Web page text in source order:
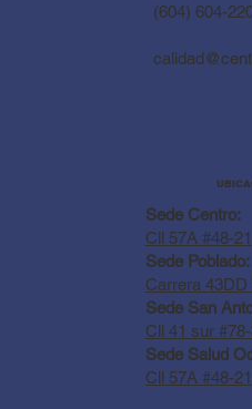
(604) 604-
Sede Centro:
Cll 57A #48-21
Sede Poblado:
Carrera 43DD
Sede San
Cll 41 sur
Sede Salud
Cll 57A #48-21